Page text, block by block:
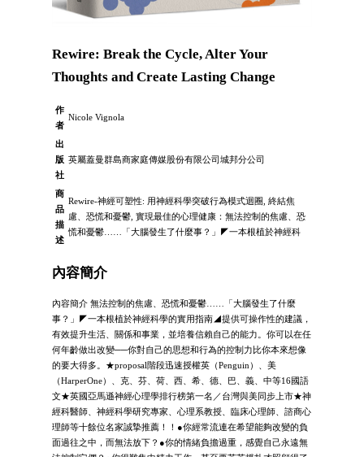
Rewire: Break the Cycle, Alter Your
Thoughts and Create Lasting Change
作
者
Nicole Vignola
出
版
社
英屬蓋曼群島商家庭傳媒股份有限公司城邦分公司
商
品
描
述
Rewire-神經可塑性: 用神經科學突破行為模式迴圈, 終結焦
慮、恐慌和憂鬱, 實現最佳的心理健康：無法控制的焦慮、恐
慌和憂鬱……「大腦發生了什麼事？」◤一本根植於神經科
內容簡介
內容簡介 無法控制的焦慮、恐慌和憂鬱……「大腦發生了什麼
事？」◤一本根植於神經科學的實用指南◢提供可操作性的建議，
有效提升生活、關係和事業，並培養信賴自己的能力。你可以在任
何年齡做出改變──你對自己的思想和行為的控制力比你本來想像
的要大得多。★proposal階段迅速授權英（Penguin）、美
（HarperOne）、克、芬、荷、西、希、德、巴、義、中等16國語
文★英國亞馬遜神經心理學排行榜第一名／台灣與美同步上市★神
經科醫師、神經科學研究專家、心理系教授、臨床心理師、諮商心
理師等十餘位名家誠摯推薦！！●你經常流連在希望能夠改變的負
面過往之中，而無法放下？●你的情緒負擔過重，感覺自己永遠無